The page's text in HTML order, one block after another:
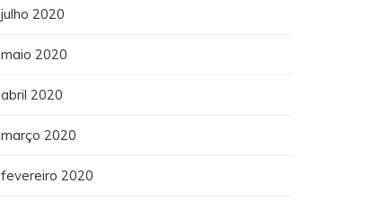
julho 2020
maio 2020
abril 2020
março 2020
fevereiro 2020